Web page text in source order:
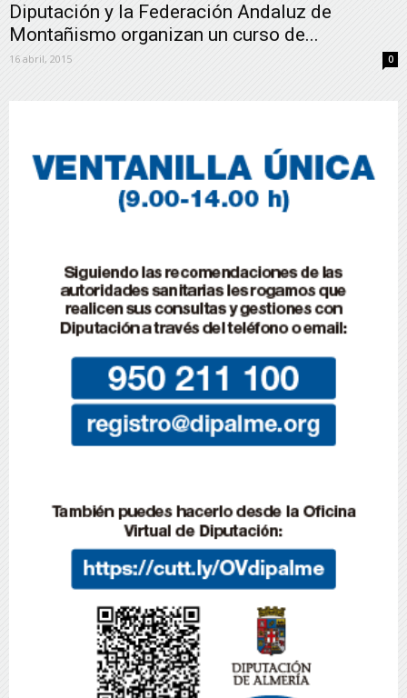
Diputación y la Federación Andaluz de
Montañismo organizan un curso de...
16 abril, 2015 0